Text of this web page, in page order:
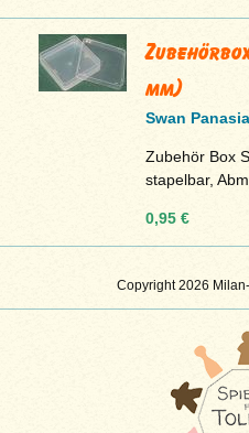
Copyright 2026
mm)
Swan Panasia
Zubehör Box
stapelbar,
0,95 €